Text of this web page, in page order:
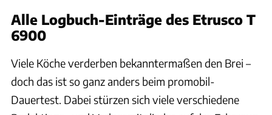
Alle Logbuch-Einträge des Etrusco T
6900
Viele Köche verderben bekanntermaßen den Brei –
doch das ist so ganz anders beim promobil-
Dauertest. Dabei stürzen sich viele verschiedene